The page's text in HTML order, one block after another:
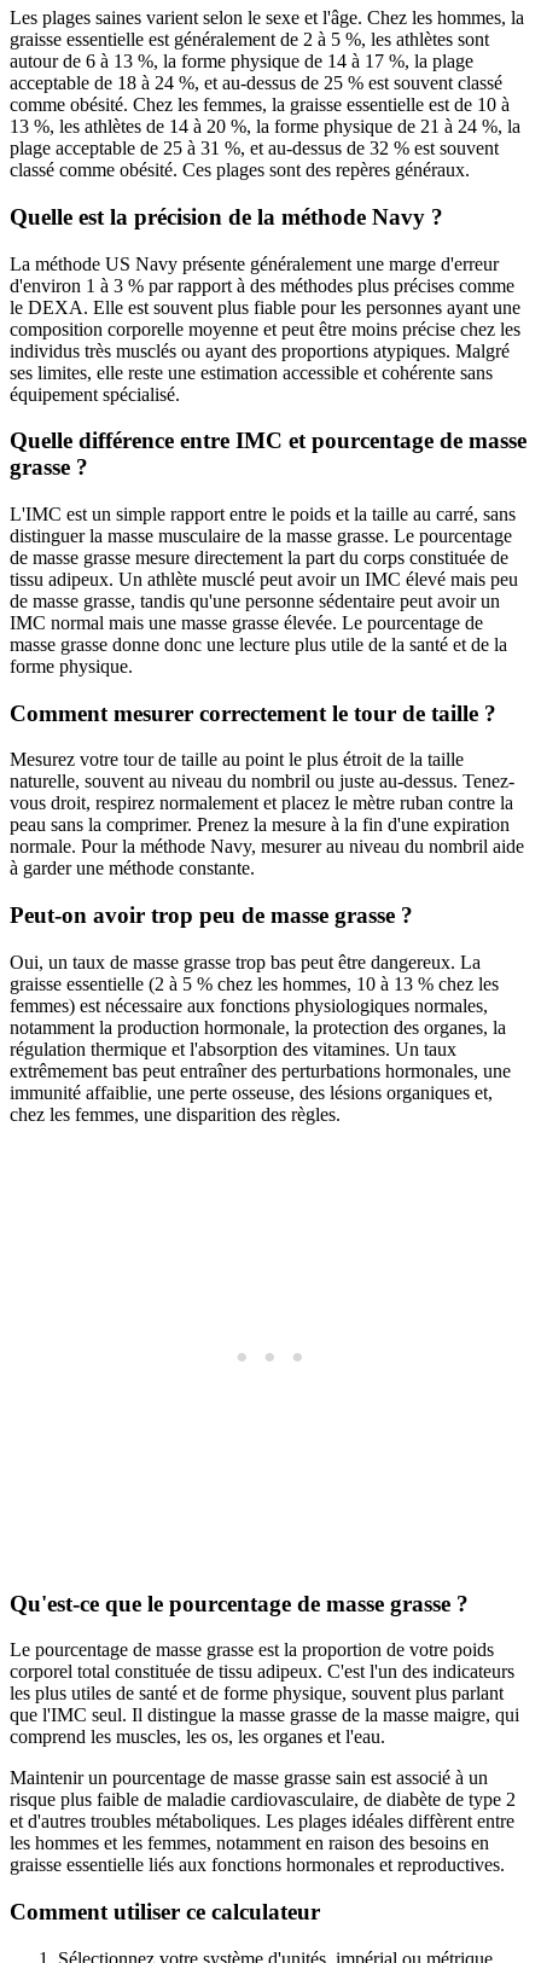
Les plages saines varient selon le sexe et l'âge. Chez les hommes, la
graisse essentielle est généralement de 2 à 5 %, les athlètes sont
autour de 6 à 13 %, la forme physique de 14 à 17 %, la plage
acceptable de 18 à 24 %, et au-dessus de 25 % est souvent classé
comme obésité. Chez les femmes, la graisse essentielle est de 10 à
13 %, les athlètes de 14 à 20 %, la forme physique de 21 à 24 %, la
plage acceptable de 25 à 31 %, et au-dessus de 32 % est souvent
classé comme obésité. Ces plages sont des repères généraux.
Quelle est la précision de la méthode Navy ?
La méthode US Navy présente généralement une marge d'erreur
d'environ 1 à 3 % par rapport à des méthodes plus précises comme
le DEXA. Elle est souvent plus fiable pour les personnes ayant une
composition corporelle moyenne et peut être moins précise chez les
individus très musclés ou ayant des proportions atypiques. Malgré
ses limites, elle reste une estimation accessible et cohérente sans
équipement spécialisé.
Quelle différence entre IMC et pourcentage de masse
grasse ?
L'IMC est un simple rapport entre le poids et la taille au carré, sans
distinguer la masse musculaire de la masse grasse. Le pourcentage
de masse grasse mesure directement la part du corps constituée de
tissu adipeux. Un athlète musclé peut avoir un IMC élevé mais peu
de masse grasse, tandis qu'une personne sédentaire peut avoir un
IMC normal mais une masse grasse élevée. Le pourcentage de
masse grasse donne donc une lecture plus utile de la santé et de la
forme physique.
Comment mesurer correctement le tour de taille ?
Mesurez votre tour de taille au point le plus étroit de la taille
naturelle, souvent au niveau du nombril ou juste au-dessus. Tenez-
vous droit, respirez normalement et placez le mètre ruban contre la
peau sans la comprimer. Prenez la mesure à la fin d'une expiration
normale. Pour la méthode Navy, mesurer au niveau du nombril aide
à garder une méthode constante.
Peut-on avoir trop peu de masse grasse ?
Oui, un taux de masse grasse trop bas peut être dangereux. La
graisse essentielle (2 à 5 % chez les hommes, 10 à 13 % chez les
femmes) est nécessaire aux fonctions physiologiques normales,
notamment la production hormonale, la protection des organes, la
régulation thermique et l'absorption des vitamines. Un taux
extrêmement bas peut entraîner des perturbations hormonales, une
immunité affaiblie, une perte osseuse, des lésions organiques et,
chez les femmes, une disparition des règles.
Qu'est-ce que le pourcentage de masse grasse ?
Le pourcentage de masse grasse est la proportion de votre poids
corporel total constituée de tissu adipeux. C'est l'un des indicateurs
les plus utiles de santé et de forme physique, souvent plus parlant
que l'IMC seul. Il distingue la masse grasse de la masse maigre, qui
comprend les muscles, les os, les organes et l'eau.
Maintenir un pourcentage de masse grasse sain est associé à un
risque plus faible de maladie cardiovasculaire, de diabète de type 2
et d'autres troubles métaboliques. Les plages idéales diffèrent entre
les hommes et les femmes, notamment en raison des besoins en
graisse essentielle liés aux fonctions hormonales et reproductives.
Comment utiliser ce calculateur
Sélectionnez votre système d'unités, impérial ou métrique.